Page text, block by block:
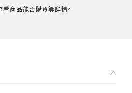
看商品能否購買等詳情。